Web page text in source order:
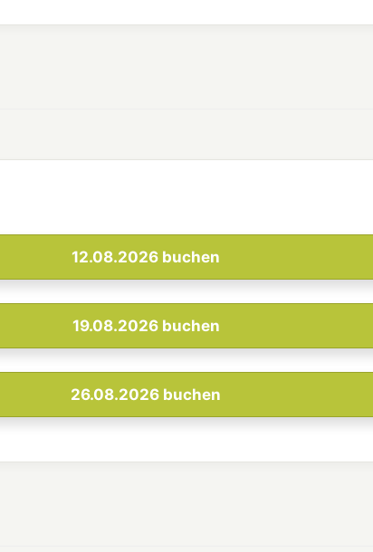
12.08.2026 buchen
19.08.2026buchen
26.08.2026 buchen